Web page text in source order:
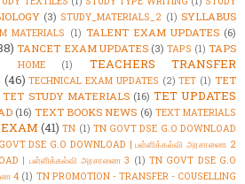
(3) STUDY_MATERIALS_2 (1) SYLLABUS
MATERIALS (1) TALENT EXAM UPDATES (6)
TANCET EXAM UPDATES (3) TAPS (1) TAPS
HOME (1)
TEACHERS TRANSFER
(46) TECHNICAL EXAM UPDATES (2) TET (1) TET
TET STUDY MATERIALS (16) TET UPDATES
(16) TEXT BOOKS NEWS (6) TEXT MATERIALS
(41) TN (1) TN GOVT DSE G.O DOWNLOAD
DSE G.O DOWNLOAD | பள்ளிக்கல்வி அரசாணை 2
| பள்ளிக்கல்வி அரசாணை 3 (1) TN GOVT DSE G.O
4 (1) TN PROMOTION - TRANSFER - COUSELLING